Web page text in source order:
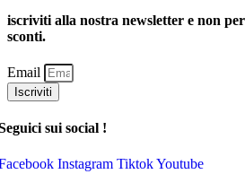
iscriviti alla nostra newsletter e non
sconti.
Email
Iscriviti
sui social !
Instagram TiktokYoutube